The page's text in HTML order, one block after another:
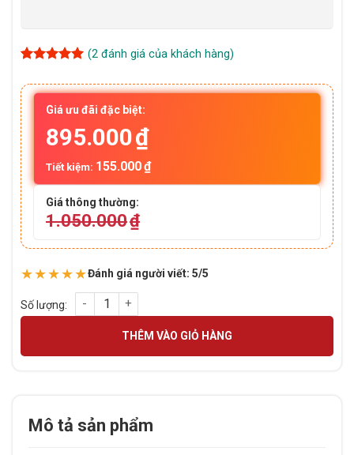
dựa trên
đánh giá
(2đánh giá của khách hàng)
Giá ưu đãi đặc biệt:
895.000₫
Tiết kiệm: 155.000₫
Giá thông thường:
1.050.000₫
★★★★★Đánh giá người viết: 5/5
Camera Wifi UNV Uho-P2C-M4F4 4MP | PTZ Xoay 360°,
THÊM VÀO GIỎ HÀNG
Mô tả sản phẩm